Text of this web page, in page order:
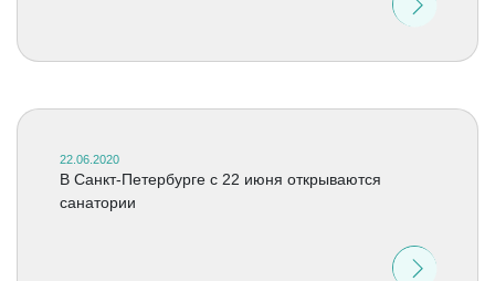
22.06.2020
В Санкт-Петербурге с 22 июня открываются
санатории